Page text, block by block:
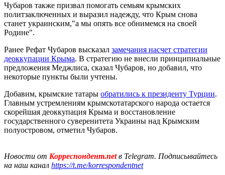
Чубаров также призвал помогать семьям крымских
политзаключенных и выразил надежду, что Крым снова
станет украинским,"а мы опять все обнимемся на своей
Родине".
Ранее Рефат Чубаров высказал замечания насчет стратегии
деоккупации Крыма. В стратегию не внесли принципиальные
предложения Меджлиса, сказал Чубаров, но добавил, что
некоторые пункты были учтены.
Добавим, крымские татары обратились к президенту Турции.
Главным устремлениям крымскотатарского народа остается
скорейшая деоккупация Крыма и восстановление
государственного суверенитета Украины над Крымским
полуостровом, отметил Чубаров.
Новости от Корреспондент.netв Telegram. Подписывайтесь
на наш канал https://t.me/korrespondentnet